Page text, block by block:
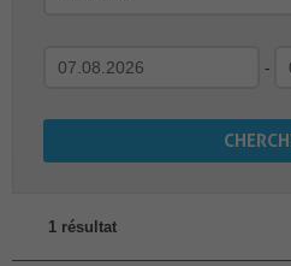
-
1 résultat